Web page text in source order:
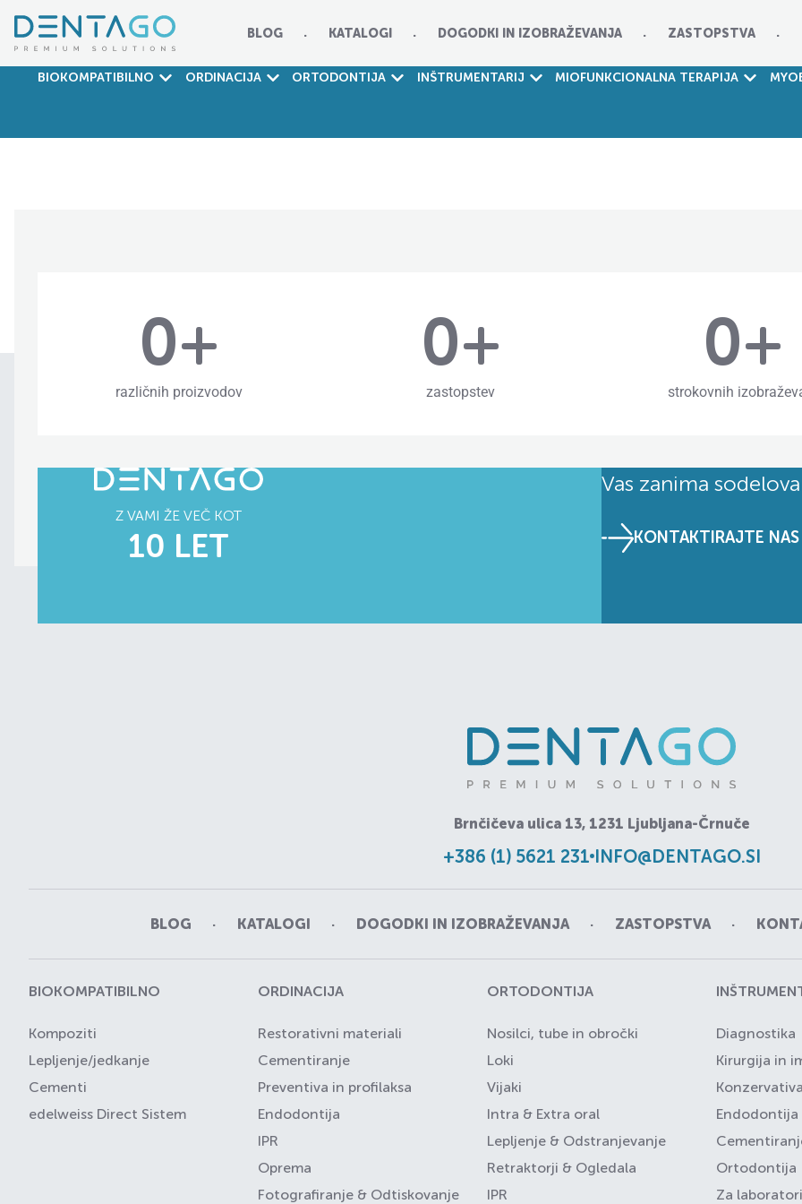
BLOG KATALOGI DOGODKI IN IZOBRAŽEVANJA ZASTOPSTVA
BIOKOMPATIBILNO ORDINACIJA ORTODONTIJA INŠTRUMENTARIJ MIOFUNKCIONALNA TERAPIJA
različnih proizvodov
0+
zastopstev
0+
strokovnih
0+
Z VAMI ŽE VEČ KOT
10 LET
Vas zanima
KONTAKTIRAJTE NAS
Brnčičeva ulica 13, 1231 Ljubljana-Črnuče
+386 (1) 5621 231 INFO@DENTAGO.SI
BLOG KATALOGI DOGODKI IN IZOBRAŽEVANJA ZASTOPSTVA
BIOKOMPATIBILNO
Kompoziti
Lepljenje/jedkanje
Cementi
edelweiss Direct Sistem
ORDINACIJA
Restorativni materiali
Cementiranje
Preventiva in profilaksa
Endodontija
IPR
Oprema
Fotografiranje & Odtiskovanje
ORTODONTIJA
Nosilci, tube in obročki
Loki
Vijaki
Intra & Extra oral
Lepljenje & Odstranjevanje
Retraktorji & Ogledala
IPR
Diagnostika
Kirurgija in
Endodontija
Ortodontija
Za